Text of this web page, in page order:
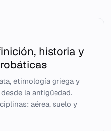
historia y
etimología griega y
la antigüedad.
aérea, suelo y